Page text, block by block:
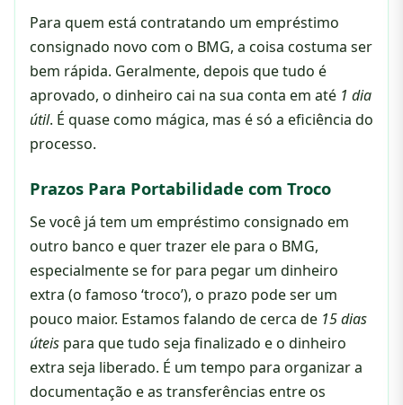
Para quem está contratando um empréstimo
consignado novo com o BMG, a coisa costuma ser
bem rápida. Geralmente, depois que tudo é
aprovado, o dinheiro cai na sua conta em até 1 dia
útil. É quase como mágica, mas é só a eficiência do
processo.
Prazos Para Portabilidade com Troco
Se você já tem um empréstimo consignado em
outro banco e quer trazer ele para o BMG,
especialmente se for para pegar um dinheiro
extra (o famoso ‘troco’), o prazo pode ser um
pouco maior. Estamos falando de cerca de 15 dias
úteis para que tudo seja finalizado e o dinheiro
extra seja liberado. É um tempo para organizar a
documentação e as transferências entre os